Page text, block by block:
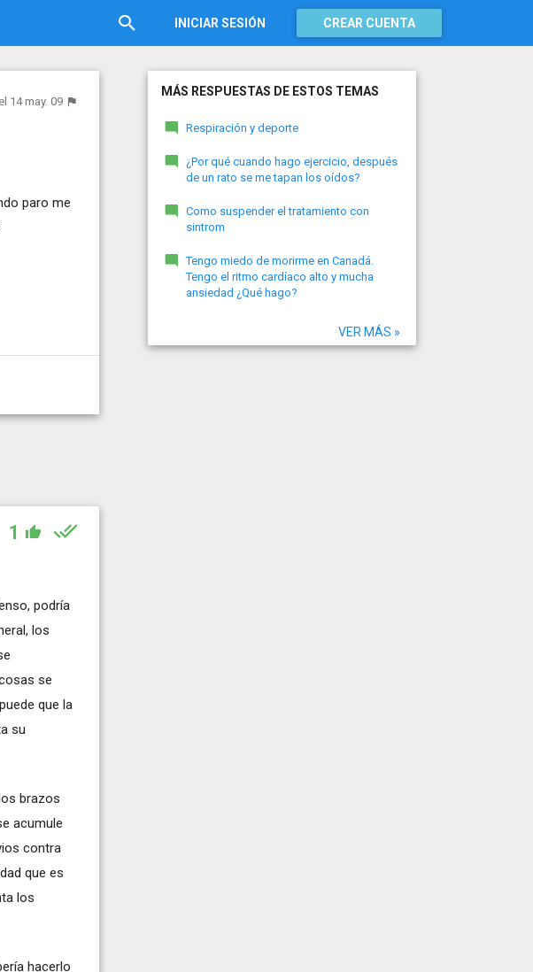
INICIAR SESIÓN CREAR CUENTA
el 14 may. 09
paro me
1
podría
los
se
que la
su
brazos
acumule
contra
que es
los
hacerlo
MÁS RESPUESTAS DE ESTOS TEMAS
Respiración y deporte
¿Por qué cuando hago ejercicio, después
de un rato se me tapan los oídos?
Como suspender el tratamiento con
sintrom
Tengo miedo de morirme en Canadá.
Tengo el ritmo cardíaco alto y mucha
ansiedad ¿Qué hago?
VER MÁS »